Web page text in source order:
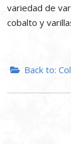
variedad de
cobalto y
Back to: